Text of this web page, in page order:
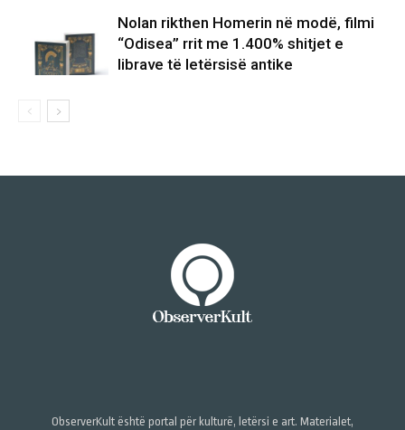
Nolan rikthen Homerin në modë, filmi
“Odisea” rrit me 1.400% shitjet e
librave të letërsisë antike
ObserverKult është portal për kulturë, letërsi e art. Materialet,